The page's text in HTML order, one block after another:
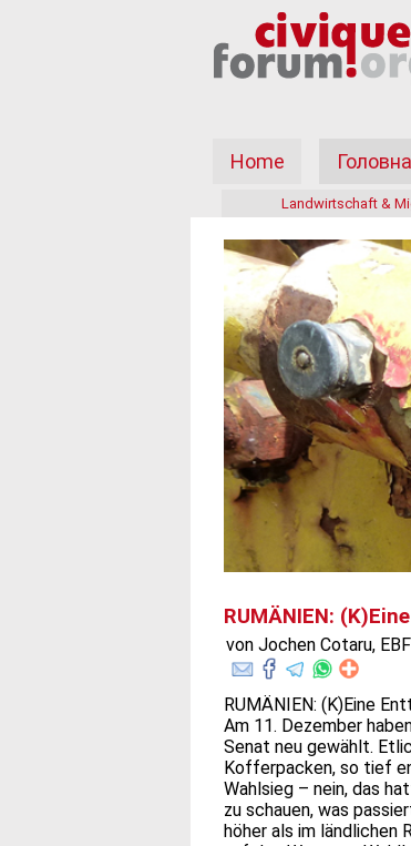
Home
Landwirtschaft &
RUMÄNIEN:
von Jochen Cotaru,
RUMÄNIEN: (K)Eine
Am 11. Dezember
Senat neu gewählt.
Kofferpacken, so tief
Wahlsieg – nein, das
zu schauen, was
höher als im ländlichen